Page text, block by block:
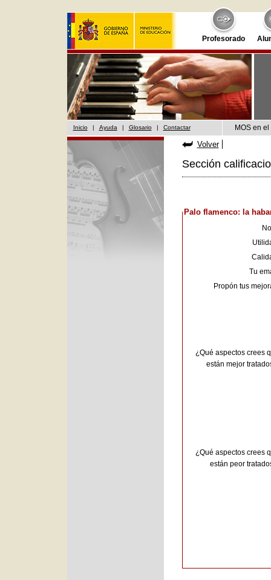
Profesorado
Inicio | Ayuda | Glosario | Contactar MOS en
Volver
Sección
Palo flamenco: la
Tu
Propón tus
¿Qué aspectos crees
están mejor
¿Qué aspectos crees
están peor